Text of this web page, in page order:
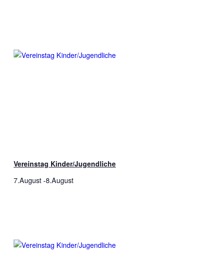
Vereinstag Kinder/Jugendliche
7.August-8.August